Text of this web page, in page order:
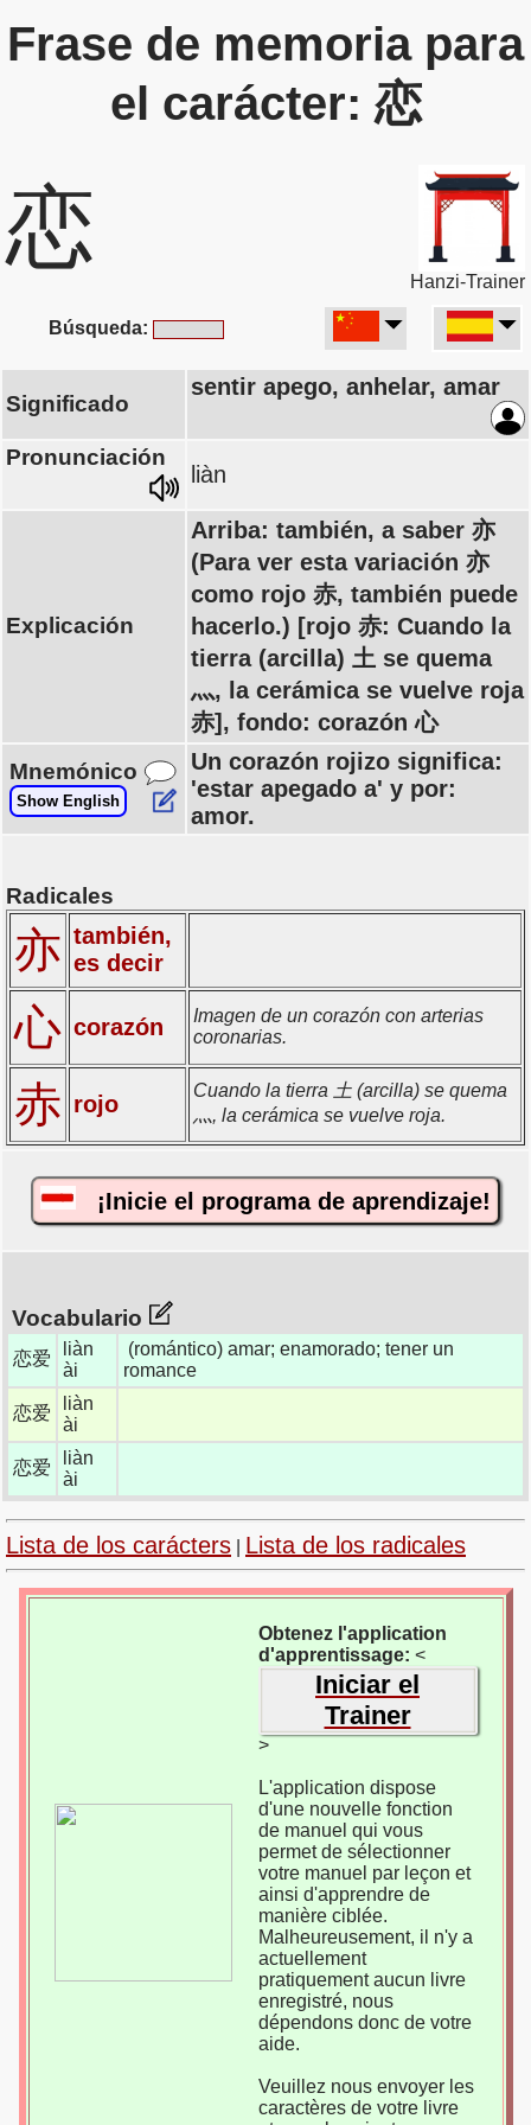
Frase de memoria para
el carácter: 恋
恋
Hanzi-Trainer
Búsqueda:
Significado
sentir apego, anhelar, amar
Pronunciación
liàn
Explicación
Arriba: también, a saber 亦
(Para ver esta variación 亦
como rojo 赤, también puede
hacerlo.) [rojo 赤: Cuando la
tierra (arcilla) 土 se quema
灬, la cerámica se vuelve roja
赤], fondo: corazón 心
Mnemónico
Show English
Un corazón rojizo significa:
'estar apegado a' y por:
amor.
Radicales
亦 también,
es decir
心 corazón
Imagen de un corazón con arterias
coronarias.
赤 rojo
Cuando la tierra 土 (arcilla) se quema
灬, la cerámica se vuelve roja.
¡Inicie el programa de aprendizaje!
Vocabulario
恋爱
liàn
ài
(romántico) amar; enamorado; tener un
romance
恋爱
liàn
ài
恋爱
liàn
ài
Lista de los carácters Lista de los radicales
Obtenez l'application
d'apprentissage: <
Iniciar el
Trainer
>
L'application dispose
d'une nouvelle fonction
de manuel qui vous
permet de sélectionner
votre manuel par leçon et
ainsi d'apprendre de
manière ciblée.
Malheureusement, il n'y a
actuellement
pratiquement aucun livre
enregistré, nous
dépendons donc de votre
aide.
Veuillez nous envoyer les
caractères de votre livre